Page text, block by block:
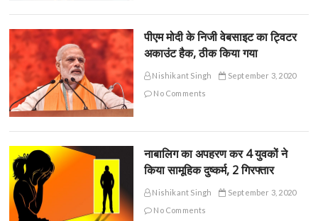
पीएम मोदी के निजी वेबसाइट का ट्विटर
अकाउंट हैक, ठीक किया गया
Nishikant Singh
September 3, 2020
No Comments
नाबालिग का अपहरण कर 4 युवकों ने
किया सामूहिक दुष्कर्म, 2 गिरफ्तार
Nishikant Singh
September 3, 2020
No Comments